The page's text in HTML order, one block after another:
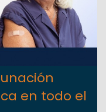
en todo el